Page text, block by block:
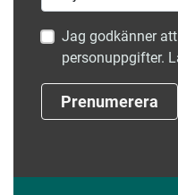
Jag godkänner
personuppgifter.
Prenumerera